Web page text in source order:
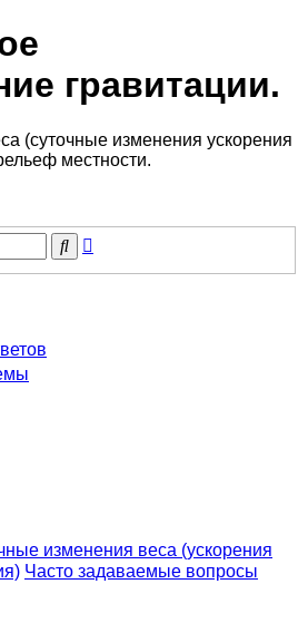
гравитации.
(суточные изменения ускорения
местности.
Поиск
изменения веса (ускорения
Часто задаваемые вопросы